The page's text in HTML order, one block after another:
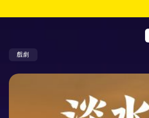
戲劇